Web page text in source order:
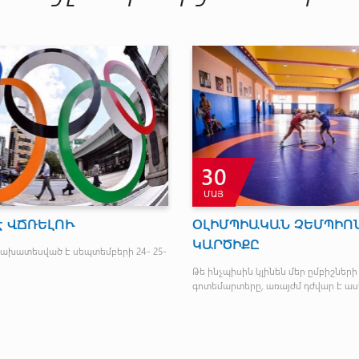
31
ՀՈՒԼ
ԿԿԱՅԱՆԱՆ ՊԱՏԱՍԽԱՆ
ՀԱՆԴԻՊՈՒՄՆԵՐԸ
Եվրոպայի ֆուտբոլի Կոնֆերենցիաների լիգայի
երկրորդ որակավորման փուլի ծրագրով այսօր . . .